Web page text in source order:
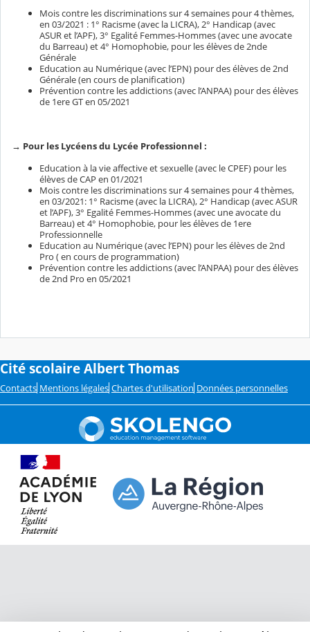
Mois contre les discriminations sur 4 semaines pour 4 thèmes,
en 03/2021 : 1° Racisme (avec la LICRA), 2° Handicap (avec
ASUR et l’APF), 3° Egalité Femmes-Hommes (avec une avocate
du Barreau) et 4° Homophobie, pour les élèves de 2nde
Générale
Education au Numérique (avec l’EPN) pour des élèves de 2nd
Générale (en cours de planification)
Prévention contre les addictions (avec l’ANPAA) pour des élèves
de 1ere GT en 05/2021
→ Pour les Lycéens du Lycée Professionnel :
Education à la vie affective et sexuelle (avec le CPEF) pour les
élèves de CAP en 01/2021
Mois contre les discriminations sur 4 semaines pour 4 thèmes,
en 03/2021: 1° Racisme (avec la LICRA), 2° Handicap (avec ASUR
et l’APF), 3° Egalité Femmes-Hommes (avec une avocate du
Barreau) et 4° Homophobie, pour les élèves de 1ere
Professionnelle
Education au Numérique (avec l’EPN) pour les élèves de 2nd
Pro ( en cours de programmation)
Prévention contre les addictions (avec l’ANPAA) pour des élèves
de 2nd Pro en 05/2021
Cité scolaire Albert Thomas
Contacts Mentions légales Chartes d'utilisation Données personnelles